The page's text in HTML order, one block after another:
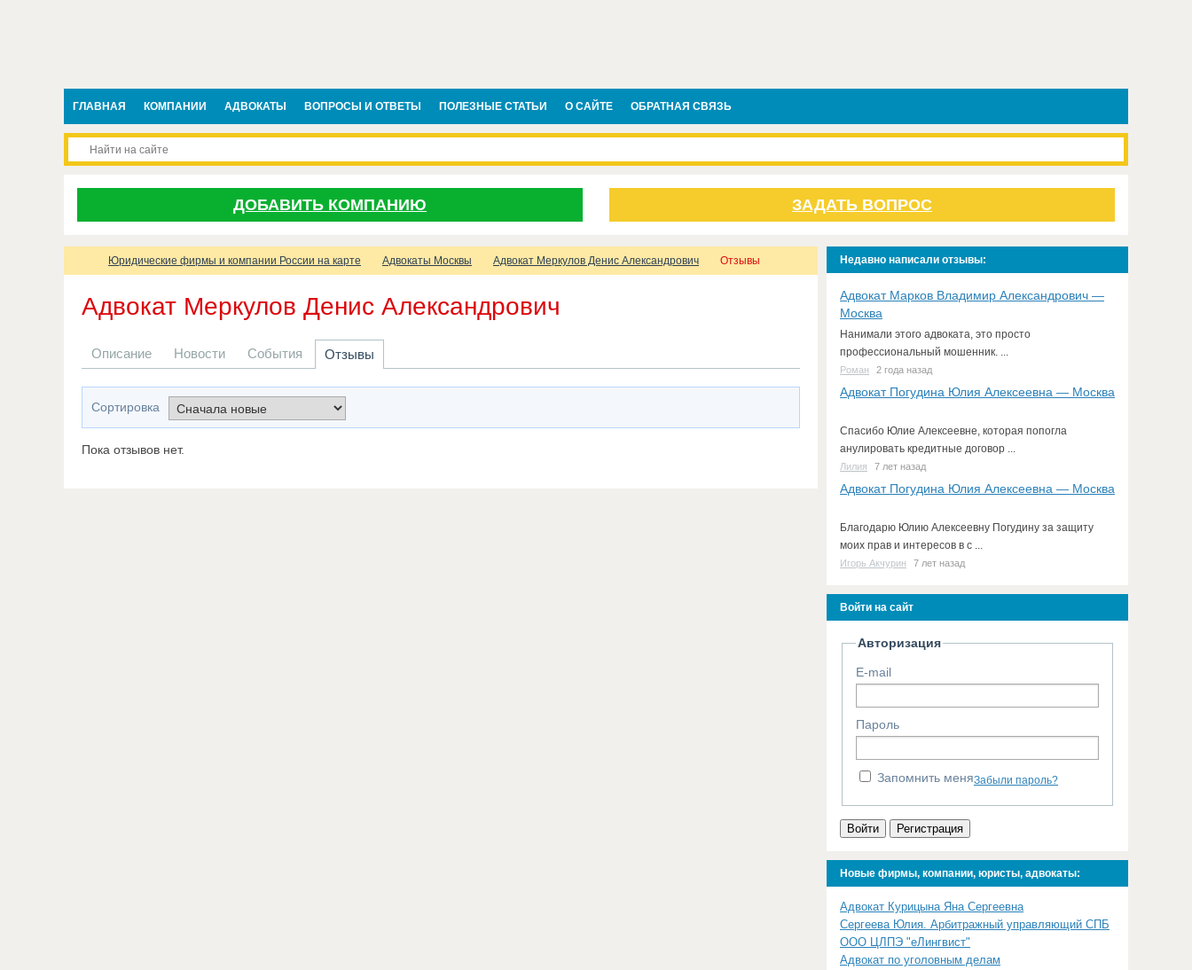
ГЛАВНАЯ КОМПАНИИ АДВОКАТЫ ВОПРОСЫ И ОТВЕТЫ ПОЛЕЗНЫЕ СТАТЬИ О САЙТЕ ОБРАТНАЯ СВЯЗЬ
ДОБАВИТЬ КОМПАНИЮ ЗАДАТЬ ВОПРОС
Юридические фирмы и компании России на карте Адвокаты Москвы Адвокат Меркулов Денис Александрович Отзывы
Адвокат Меркулов Денис Александрович
Описание Новости События Отзывы
Сортировка
Пока отзывов нет.
Недавно написали отзывы:
Адвокат Марков Владимир Александрович —
Москва
Нанимали этого адвоката, это просто
профессиональный мошенник. ...
Роман 2 года назад
Адвокат Погудина Юлия Алексеевна — Москва
Спасибо Юлие Алексеевне, которая попогла
анулировать кредитные договор ...
Лилия 7 лет назад
Адвокат Погудина Юлия Алексеевна — Москва
Благодарю Юлию Алексеевну Погудину за защиту
моих прав и интересов в с ...
Игорь Акчурин 7 лет назад
Войти на сайт
Авторизация
E-mail
Пароль
Запомнить меняЗабыли пароль?
Войти Регистрация
Новые фирмы, компании, юристы, адвокаты:
Адвокат Курицына Яна Сергеевна
Сергеева Юлия. Арбитражный управляющий СПБ
ООО ЦЛПЭ "еЛингвист"
Адвокат по уголовным делам